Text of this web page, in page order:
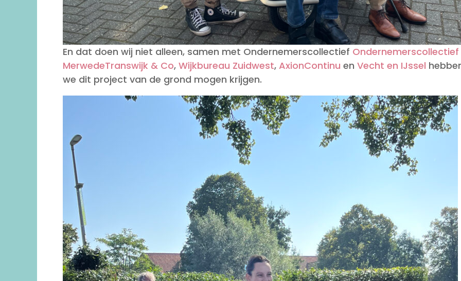
En dat doen wij niet alleen, samen met Ondernemerscollectief Ondernemerscollectief
MerwedeTranswijk & Co, Wijkbureau Zuidwest, AxionContinu en Vecht en IJssel
we dit project van de grond mogen krijgen.